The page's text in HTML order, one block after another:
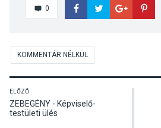
0
KOMMENTÁR NÉLKÜL
ELŐZŐ
ZEBEGÉNY - Képviselő-
testületi ülés